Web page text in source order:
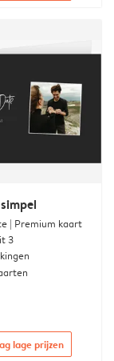
| Premium kaart
3
lage prijzen